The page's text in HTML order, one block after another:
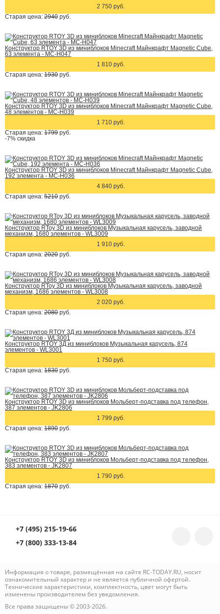
2 750 руб.
Старая цена: 2940 руб.
Конструктор RTOY 3D из миниблоков Minecraft Майнкрафт Magnetic Cube,
63 элемента - MC-H047
1 810 руб.
Старая цена: 1930 руб.
Конструктор RTOY 3D из миниблоков Minecraft Майнкрафт Magnetic Cube,
48 элементов - MC-H039
1 710 руб.
Старая цена: 1799 руб.
-7% скидка
Конструктор RTOY 3D из миниблоков Minecraft Майнкрафт Magnetic Cube,
192 элемента - MC-H036
4 840 руб.
Старая цена: 5210 руб.
Конструктор RToy 3D из миниблоков Музыкальная карусель, заводной
механизм, 1680 элементов - WL3009
1 910 руб.
Старая цена: 2020 руб.
Конструктор RToy 3D из миниблоков Музыкальная карусель, заводной
механизм, 1686 элементов - WL3008
2 020 руб.
Старая цена: 2080 руб.
Конструктор RTOY 3Д из миниблоков Музыкальная карусель, 874
элементов - WL3001
1 750 руб.
Старая цена: 1830 руб.
Конструктор RTOY 3D из миниблоков Мольберт-подставка под телефон,
387 элементов - JK2806
1 799 руб.
Старая цена: 1890 руб.
Конструктор RTOY 3D из миниблоков Мольберт-подставка под телефон,
383 элементов - JK2807
1 790 руб.
Старая цена: 1870 руб.
+7 (495) 215-19-66
+7 (800) 333-13-84
Информация о товаре, размещённая на сайте RC-TODAY.RU, носит
ознакомительный характер и не является публичной офертой.
Технические характеристики, комплектность, цвет могут быть
изменены производителем без уведомления.
Все права защищены © 2003-2026.